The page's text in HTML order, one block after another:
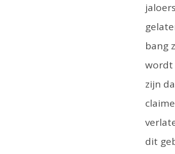
bang
wordt
zijn
dit